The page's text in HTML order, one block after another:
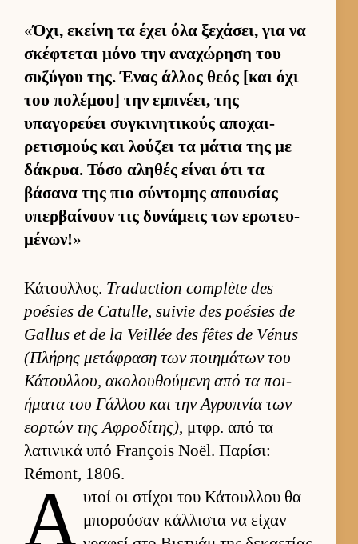
«Όχι, εκείνη τα έχει όλα ξεχάσει, για να
σκέφτεται μόνο την αναχώρηση του
συζύγου της. Ένας άλ­λος θεός [και όχι
του πολέμου] την εμπνέει, της
υπαγορεύει συγκινητικούς αποχαι­
ρετισμούς και λού­ζει τα μάτια της με
δάκρυα. Τόσο αληθές εί­ναι ότι τα
βάσανα της πιο σύντομης απου­σίας
υπερ­βαί­νουν τις δυνάμεις των ερωτευ­
μένων!»
Κάτουλ­λος. Traduction complète des
poésies de Catulle, suivie des poésies de
Gallus et de la Veillée des fêtes de Vénus
(Πλήρης μετάφραση των ποι­ημάτων του
Κάτουλ­λου, ακολου­θού­μενη από τα ποι­
ήματα του Γάλ­λου και την Αγρυπνία των
εορ­τών της Αφροδίτης), μτ­φρ. από τα
λατινικά υπό François Noël. Παρίσι:
Rémont, 1806.
Α υ­τοί οι στίχοι του Κάτουλ­λου θα
μπορού­σαν κάλ­λιστα να εί­χαν